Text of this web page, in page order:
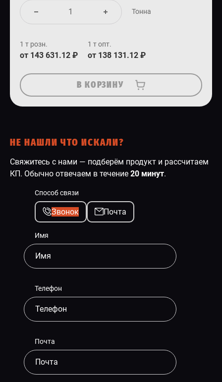
Тонна
1 т розн.
от 143 631.12 ₽
1 т опт.
от 138 131.12 ₽
В КОРЗИНУ
НЕ НАШЛИ ЧТО ИСКАЛИ?
Свяжитесь с нами — подберём продукт и рассчитаем
КП. Обычно отвечаем в течение 20 минут.
Способ связи
Звонок Почта
Имя
Телефон
Почта